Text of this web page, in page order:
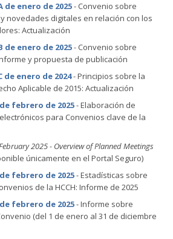
de enero de 2025- Convenio sobre
novedades digitales en relación con los
Actualización
de enero de 2025- Convenio sobre
y propuesta de publicación
de enero de 2024- Principios sobre la
Aplicable de 2015: Actualización
febrero de 2025- Elaboración de
para Convenios clave de la
2025 - Overview of Planned Meetings
únicamente en el Portal Seguro)
febrero de 2025- Estadísticas sobre
de la HCCH: Informe de 2025
febrero de 2025- Informe sobre
(del 1 de enero al 31 de diciembre